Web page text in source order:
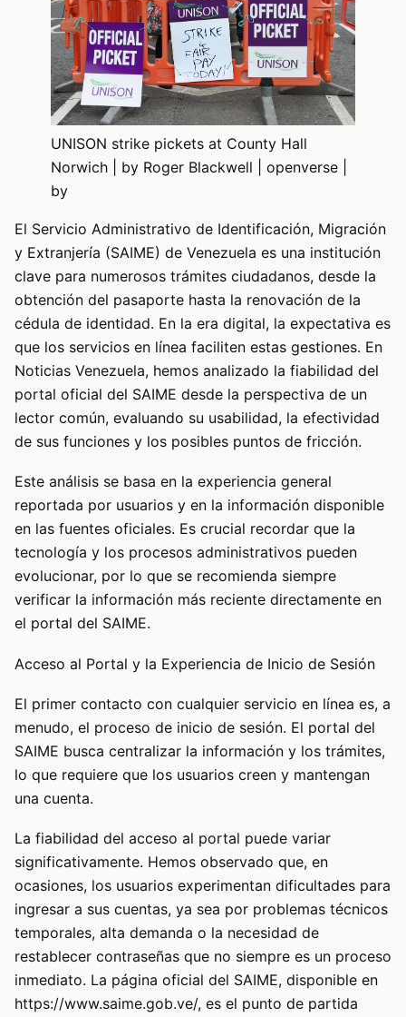
UNISON strike pickets at County Hall
Norwich | by Roger Blackwell | openverse |
by
El Servicio Administrativo de Identificación, Migración
y Extranjería (SAIME) de Venezuela es una institución
clave para numerosos trámites ciudadanos, desde la
obtención del pasaporte hasta la renovación de la
cédula de identidad. En la era digital, la expectativa es
que los servicios en línea faciliten estas gestiones. En
Noticias Venezuela, hemos analizado la fiabilidad del
portal oficial del SAIME desde la perspectiva de un
lector común, evaluando su usabilidad, la efectividad
de sus funciones y los posibles puntos de fricción.
Este análisis se basa en la experiencia general
reportada por usuarios y en la información disponible
en las fuentes oficiales. Es crucial recordar que la
tecnología y los procesos administrativos pueden
evolucionar, por lo que se recomienda siempre
verificar la información más reciente directamente en
el portal del SAIME.
Acceso al Portal y la Experiencia de Inicio de Sesión
El primer contacto con cualquier servicio en línea es, a
menudo, el proceso de inicio de sesión. El portal del
SAIME busca centralizar la información y los trámites,
lo que requiere que los usuarios creen y mantengan
una cuenta.
La fiabilidad del acceso al portal puede variar
significativamente. Hemos observado que, en
ocasiones, los usuarios experimentan dificultades para
ingresar a sus cuentas, ya sea por problemas técnicos
temporales, alta demanda o la necesidad de
restablecer contraseñas que no siempre es un proceso
inmediato. La página oficial del SAIME, disponible en
https://www.saime.gob.ve/, es el punto de partida